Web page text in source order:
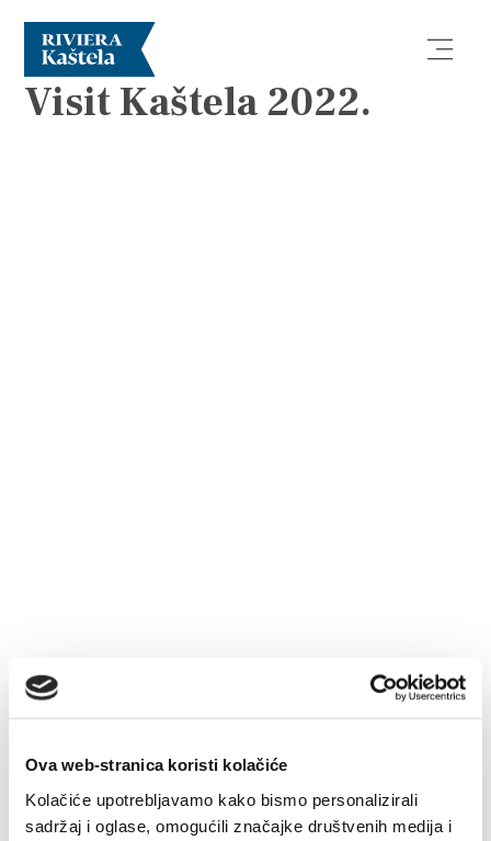
Ova web-stranica koristi kolačiće
Kolačiće upotrebljavamo kako bismo personalizirali
sadržaj i oglase, omogućili značajke društvenih medija i
+385 21 227 933
BROŽURY
Visit Kaštela 2022.